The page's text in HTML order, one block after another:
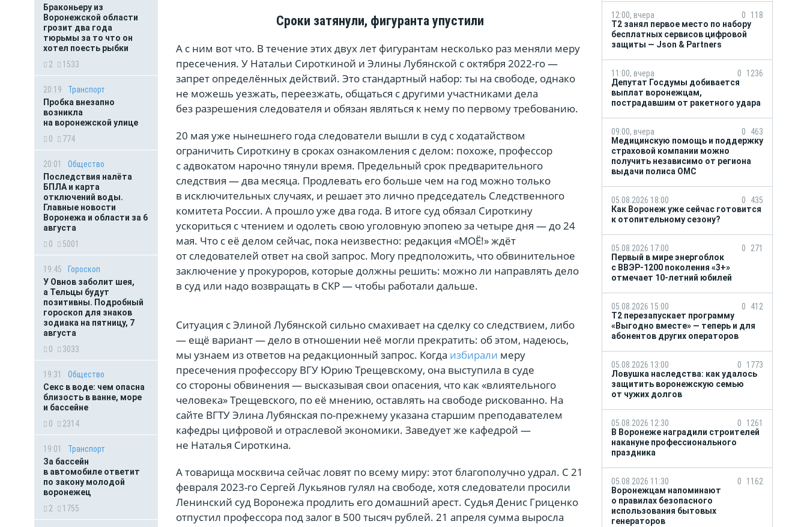
Браконьеру из
Воронежской области
грозит два года
тюрьмы за то что он
хотел поесть рыбки
2
1533
20:19
Транспорт
Пробка внезапно
возникла
на воронежской улице
0
774
20:01
Общество
Последствия налёта
БПЛА и карта
отключений воды.
Главные новости
Воронежа и области за 6
августа
0
5001
19:45
Гороскоп
У Овнов заболит шея,
а Тельцы будут
позитивны. Подробный
гороскоп для знаков
зодиака на пятницу, 7
августа
0
3033
19:31
Общество
Секс в воде: чем опасна
близость в ванне, море
и бассейне
0
2314
19:01
Транспорт
За бассейн
в автомобиле ответит
по закону молодой
воронежец
2
1755
Сроки затянули, фигуранта упустили
А с ним вот что. В течение этих двух лет фигурантам несколько раз меняли меру
пресечения. У Натальи Сироткиной и Элины Лубянской с октября 2022-го —
запрет определённых действий. Это стандартный набор: ты на свободе, однако
не можешь уезжать, переезжать, общаться с другими участниками дела
без разрешения следователя и обязан являться к нему по первому требованию.
20 мая уже нынешнего года следователи вышли в суд с ходатайством
ограничить Сироткину в сроках ознакомления с делом: похоже, профессор
с адвокатом нарочно тянули время. Предельный срок предварительного
следствия — два месяца. Продлевать его больше чем на год можно только
в исключительных случаях, и решает это лично председатель Следственного
комитета России. А прошло уже два года. В итоге суд обязал Сироткину
ускориться с чтением и одолеть свою уголовную эпопею за четыре дня — до 24
мая. Что с её делом сейчас, пока неизвестно: редакция «МОЁ!» ждёт
от следователей ответ на свой запрос. Могу предположить, что обвинительное
заключение у прокуроров, которые должны решить: можно ли направлять дело
в суд или надо возвращать в СКР — чтобы работали дальше.
Ситуация с Элиной Лубянской сильно смахивает на сделку со следствием, либо
— ещё вариант — дело в отношении неё могли прекратить: об этом, надеюсь,
мы узнаем из ответов на редакционный запрос. Когда избирали меру
пресечения профессору ВГУ Юрию Трещевскому, она выступила в суде
со стороны обвинения — высказывая свои опасения, что как «влиятельного
человека» Трещевского, по её мнению, оставлять на свободе рискованно. На
сайте ВГТУ Элина Лубянская по-прежнему указана старшим преподавателем
кафедры цифровой и отраслевой экономики. Заведует же кафедрой —
не Наталья Сироткина.
А товарища москвича сейчас ловят по всему миру: этот благополучно удрал. С 21
февраля 2023-го Сергей Лукьянов гулял на свободе, хотя следователи просили
Ленинский суд Воронежа продлить его домашний арест. Судья Денис Гриценко
отпустил профессора под залог в 500 тысяч рублей. 21 апреля сумма выросла
12:00, вчера 0
118
Т2 занял первое место по набору
бесплатных сервисов цифровой
защиты — Json & Partners
11:00, вчера 0
1236
Депутат Госдумы добивается
выплат воронежцам,
пострадавшим от ракетного удара
09:00, вчера 0
463
Медицинскую помощь и поддержку
страховой компании можно
получить независимо от региона
выдачи полиса ОМС
05.08.2026 18:00 0
435
Как Воронеж уже сейчас готовится
к отопительному сезону?
05.08.2026 17:00 0
271
Первый в мире энергоблок
с ВВЭР-1200 поколения «3+»
отмечает 10-летний юбилей
05.08.2026 15:00 0
412
Т2 перезапускает программу
«Выгодно вместе» — теперь и для
абонентов других операторов
05.08.2026 13:00 0
1773
Ловушка наследства: как удалось
защитить воронежскую семью
от чужих долгов
05.08.2026 12:30 0
1261
В Воронеже наградили строителей
накануне профессионального
праздника
05.08.2026 11:30 0
1162
Воронежцам напоминают
о правилах безопасного
использования бытовых
генераторов